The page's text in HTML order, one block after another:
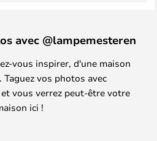
avec @lampemesteren
vous inspirer, d'une maison
Taguez vos photos avec
vous verrez peut-être votre
ici !